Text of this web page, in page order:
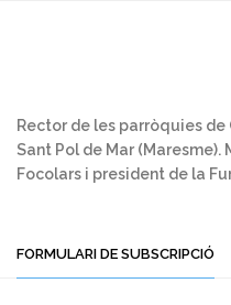
Rector de les parròquies
Sant Pol de Mar
Focolars i president de la
FORMULARI DE SUBSCRIPCIÓ